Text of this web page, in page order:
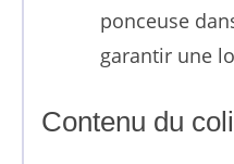
ponceuse
garantir une
Contenu du